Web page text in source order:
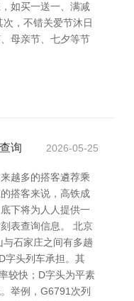
如买一送一、满减
，不错关爱节沐日
母亲节、七夕等节
询 2026-05-25
越多的搭客遴荐乘
搭客来说，高铁成
下将为人人提供一
表查询信息。 北京
石家庄之间有多趟
字头列车承担。其
较快；D字头为平素
举例，G6791次列